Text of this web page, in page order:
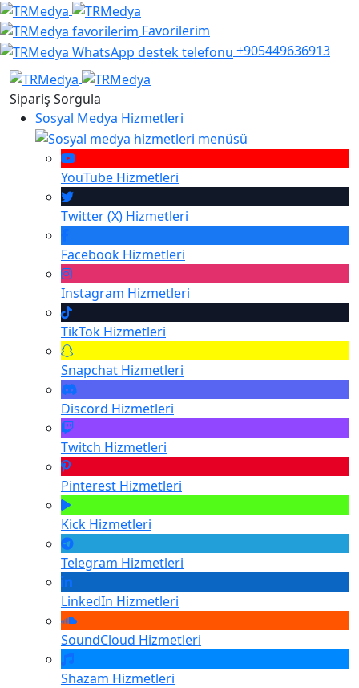
Favorilerim
+905449636913
Sipariş Sorgula
Sosyal Medya Hizmetleri
YouTube Hizmetleri
Twitter (X) Hizmetleri
Facebook Hizmetleri
Instagram Hizmetleri
TikTok Hizmetleri
Snapchat Hizmetleri
Discord Hizmetleri
Twitch Hizmetleri
Pinterest Hizmetleri
Kick Hizmetleri
Telegram Hizmetleri
LinkedIn Hizmetleri
SoundCloud Hizmetleri
Shazam Hizmetleri